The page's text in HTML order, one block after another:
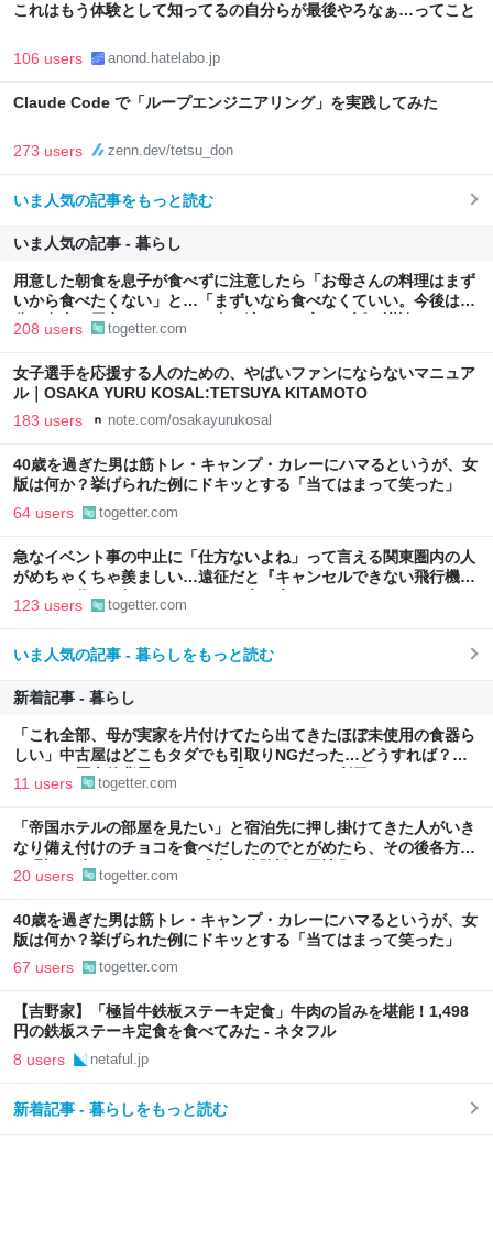
これはもう体験として知ってるの自分らが最後やろなぁ…ってこと
106 users anond.hatelabo.jp
Claude Code で「ループエンジニアリング」を実践してみた
273 users zenn.dev/tetsu_don
いま人気の記事をもっと読む
いま人気の記事 - 暮らし
用意した朝食を息子が食べずに注意したら「お母さんの料理はまず
いから食べたくない」と…「まずいなら食べなくていい。今後は自
分で食事を用意しなさい。お金は渡す」と言った話が議論に
208 users togetter.com
女子選手を応援する人のための、やばいファンにならないマニュア
ル｜OSAKA YURU KOSAL:TETSUYA KITAMOTO
183 users note.com/osakayurukosal
40歳を過ぎた男は筋トレ・キャンプ・カレーにハマるというが、女
版は何か？挙げられた例にドキッとする「当てはまって笑った」
64 users togetter.com
急なイベント事の中止に「仕方ないよね」って言える関東圏内の人
がめちゃくちゃ羨ましい…遠征だと『キャンセルできない飛行機代
とホテル代』の怒りがどうしても先に来る
123 users togetter.com
いま人気の記事 - 暮らしをもっと読む
新着記事 - 暮らし
「これ全部、母が実家を片付けてたら出てきたほぼ未使用の食器ら
しい」中古屋はどこもタダでも引取りNGだった…どうすれば？→
どうやら歴史的背景がありそう「ジモティーを利用しては？」
11 users togetter.com
「帝国ホテルの部屋を見たい」と宿泊先に押し掛けてきた人がいき
なり備え付けのチョコを食べだしたのでとがめたら、その後各方面
に呪詛を吐かれまくった→残念な体験談に同情集まる
20 users togetter.com
40歳を過ぎた男は筋トレ・キャンプ・カレーにハマるというが、女
版は何か？挙げられた例にドキッとする「当てはまって笑った」
67 users togetter.com
【吉野家】「極旨牛鉄板ステーキ定食」牛肉の旨みを堪能！1,498
円の鉄板ステーキ定食を食べてみた - ネタフル
8 users netaful.jp
新着記事 - 暮らしをもっと読む